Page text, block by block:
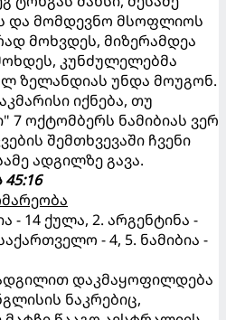
და მომდევნო მსოფლიოს
მოხვდეს, მიზერამდეა
კუნძულელებმა
ზელანდიას უნდა მოუგონ.
იქნება, თუ
ოქტომბერს ნამიბიას ვერ
შემთხვევაში ჩვენი
ადგილზე გავა.
- 14 ქულა, 2. არგენტინა -
- 4, 5. ნამიბია -
დაკმაყოფილდება
ნაკრებიც,